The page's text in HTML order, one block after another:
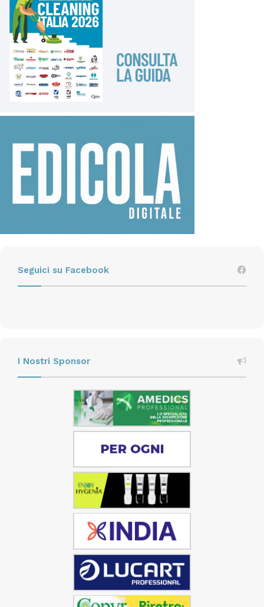
educazione civica. Se gli ordini decisi sono considerati
meno efficaci (40,3%), ancora meno lo sono i giochi
educativi, nel raggiungimento di tale obiettivo.
Prevedibile era il risultato emerso nell’individuazione
dei momenti in cui l’igiene delle mani è
prima di andare in mensa (92,4%);
dopo la lezione di educazione fisica (91,3%).
Per tutti i genitori è importante la pulizia degli
ambienti scolastici. In particolare, dei bagno collocati
palestra è superata persino dall’aula magna.
determinate categorie del campione: i genitori di 11-14
Cosa dovrebbe migliorare?
elevato, sebbene siano più contenute le aspettative
realisticamente realizzabili e accettabili. I genitori si
dichiarano favorevoli a collaborare per verificare e
migliorare i livelli di igiene all’interno della
Sono molti gli elementi che si vorrebbero
trovare nelle scuole per garantire una maggiore
igiene, fra quelli sollecitati spiccano la “presenza di
dispenser di igienizzante” (91,1% di cui il 64,3% molto)
e un numero più elevato di personale addetto alle
Seguici su Facebook
I Nostri Sponsor